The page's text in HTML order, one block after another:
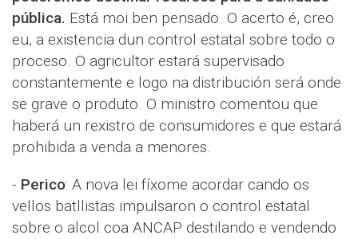
pública. Está moi ben pensado. O acerto é, creo
eu, a existencia dun control estatal sobre todo o
proceso. O agricultor estará supervisado
constantemente e logo na distribución será onde
se grave o produto. O ministro comentou que
haberá un rexistro de consumidores e que estará
prohibida a venda a menores.
- Perico: A nova lei fíxome acordar cando os
vellos batllistas impulsaron o control estatal
sobre o alcol coa ANCAP destilando e vendendo